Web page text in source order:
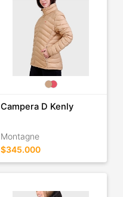
Campera D Kenly
Montagne
$345.000